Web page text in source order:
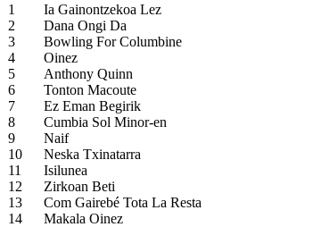
1
Ia Gainontzekoa Lez
2
Dana Ongi Da
3
Bowling For Columbine
4
Oinez
5
Anthony Quinn
6
Tonton Macoute
7
Ez Eman Begirik
8
Cumbia Sol Minor-en
9
Naif
10
Neska Txinatarra
11
Isilunea
12
Zirkoan Beti
13
Com Gairebé Tota La Resta
14
Makala Oinez